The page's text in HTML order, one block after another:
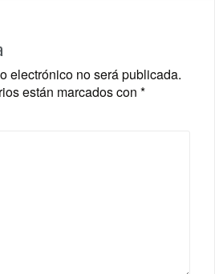
electrónico no será publicada.
están marcados con *